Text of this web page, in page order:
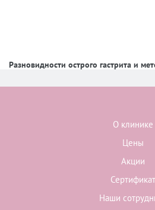
Разновидности острого гастрита и
О клинике
Цены
Акции
Сертификат
Наши